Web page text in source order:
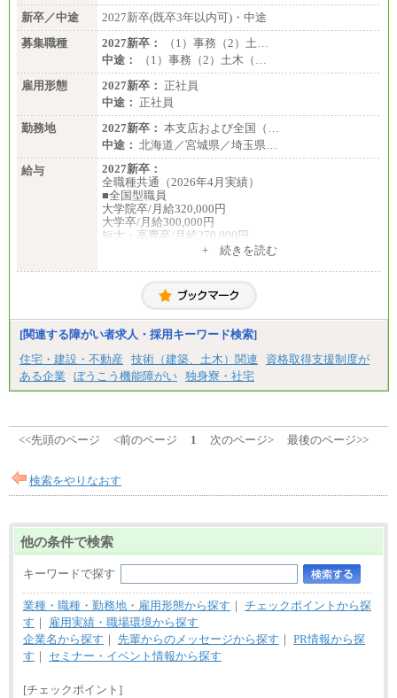
新卒／中途
2027新卒(既卒3年以内可)・中途
募集職種
2027新卒：
（1）事務（2）土…
中途：
（1）事務（2）土木（…
雇用形態
2027新卒： 正社員
中途： 正社員
勤務地
2027新卒： 本支店および全国（…
中途： 北海道／宮城県／埼玉県…
給与
2027新卒：
全職種共通（2026年4月実績）
■全国型職員
大学院卒/月給320,000円
大学卒/月給300,000円
短大・高専卒/月給270,000円
大学院卒/月給256,000円～288,000円
大学卒/月給240,000円～270,000円
短大・高専卒/月給216,000円～243,000円
■特定職員※
大学院卒/月給234,000円～263,000円
大学卒/月給219,000円～246,000円
短大・高専卒/月給197,000円～222,000円
※拠点型職員、特定職員の給与は、生活の拠点が定
す。
中途：
月給制
226,600円～390,100円（勤務地域等により異なりま
ます。
・試用期間中も同額支給します。
+ 続きを読む
[関連する障がい者求人・採用キーワード検索]
住宅・建設・不動産
技術（建築、土木）関連
資格取得支援制度が
ある企業
ぼうこう機能障がい 独身寮・社宅
<<先頭のページ <前のページ 1 次のページ> 最後のページ>>
検索をやりなおす
他の条件で検索
キーワードで探す
業種・職種・勤務地・雇用形態から探す ｜ チェックポイントから探
す ｜
雇用実績・職場環境から探す
企業名から探す ｜ 先輩からのメッセージから探す ｜ PR情報から探
す ｜ セミナー・イベント情報から探す
[チェックポイント]